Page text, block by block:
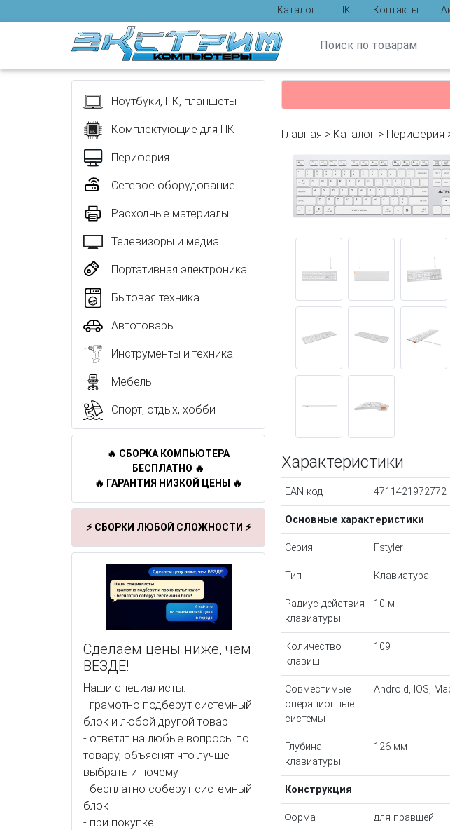
Каталог ПК Контакты
Отзывы
Ноутбуки, ПК, планшеты
Комплектующие для ПК
Периферия
Сетевое оборудование
Расходные материалы
Телевизоры и медиа
Портативная электроника
Бытовая техника
Автотовары
Инструменты и техника
Мебель
Спорт, отдых, хобби
🔥 СБОРКА КОМПЬЮТЕРА
БЕСПЛАТНО 🔥
🔥 ГАРАНТИЯ НИЗКОЙ ЦЕНЫ 🔥
⚡ СБОРКИ ЛЮБОЙ СЛОЖНОСТИ ⚡
Сделаем цены ниже, чем
ВЕЗДЕ!
Наши специалисты:
- грамотно подберут системный
блок и любой другой товар
- ответят на любые вопросы по
товару, объяснят что лучше
выбрать и почему
- бесплатно соберут системный
блок
- при покупке...
Главная > Каталог > Периферия
Характеристики
EAN код 4711421972772
Основные характеристики
Серия Fstyler
Тип Клавиатура
Радиус действия
клавиатуры
10 м
Количество
клавиш
109
Совместимые
операционные
системы
Android, IOS,
Глубина
клавиатуры
126 мм
Конструкция
Форма для правшей